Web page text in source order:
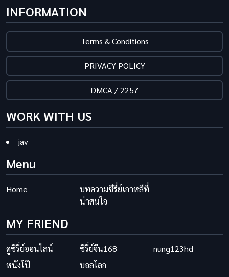
INFORMATION
Terms & Conditions
PRIVACY POLICY
DMCA / 2257
WORK WITH US
jav
Menu
Home
บทความซีรี่ย์เกาหลีที่
น่าสนใจ
MY FRIEND
ดูซีรี่ย์ออนไลน์ ซีรี่ย์จีน168
nung123hd
หนังโป๊
บอลโลก